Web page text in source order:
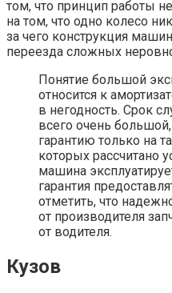
том, что принцип работы
на том, что одно колесо
за чего конструкция
переезда сложных
Понятие большой
относится к
в негодность. Срок
всего очень
гарантию только на
которых рассчитано
машина
гарантия
отметить, что
от производителя
от водителя.
Кузов